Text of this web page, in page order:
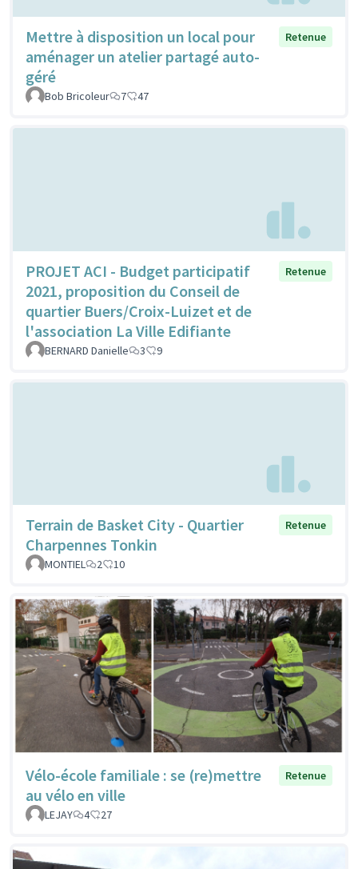
Mettre à disposition un local pour
aménager un atelier partagé auto-
géré
Retenue
Bob Bricoleur 7 47
PROJET ACI - Budget participatif
2021, proposition du Conseil de
quartier Buers/Croix-Luizet et de
l'association La Ville Edifiante
Retenue
BERNARD Danielle 3 9
Terrain de Basket City - Quartier
Charpennes Tonkin
Retenue
MONTIEL 2 10
Vélo-école familiale : se (re)mettre
au vélo en ville
Retenue
LEJAY 4 27